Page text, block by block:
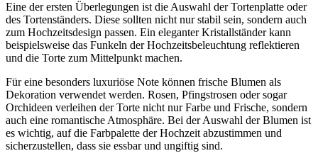
Eine der ersten Überlegungen ist die Auswahl der Tortenplatte oder
des Tortenständers. Diese sollten nicht nur stabil sein, sondern auch
zum Hochzeitsdesign passen. Ein eleganter Kristallständer kann
beispielsweise das Funkeln der Hochzeitsbeleuchtung reflektieren
und die Torte zum Mittelpunkt machen.
Für eine besonders luxuriöse Note können frische Blumen als
Dekoration verwendet werden. Rosen, Pfingstrosen oder sogar
Orchideen verleihen der Torte nicht nur Farbe und Frische, sondern
auch eine romantische Atmosphäre. Bei der Auswahl der Blumen ist
es wichtig, auf die Farbpalette der Hochzeit abzustimmen und
sicherzustellen, dass sie essbar und ungiftig sind.